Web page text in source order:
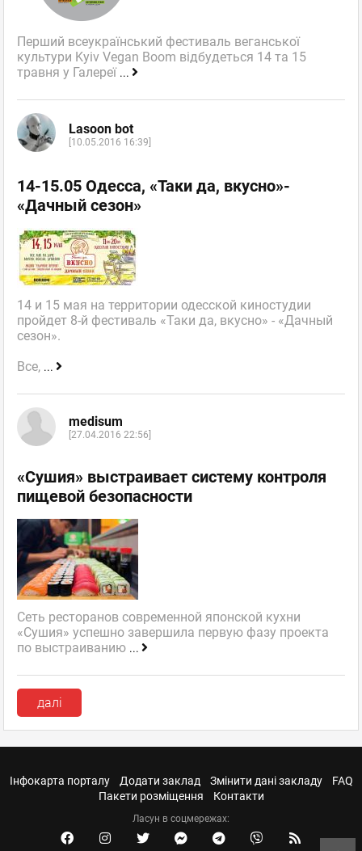
Перший всеукраїнський фестиваль веганської
культури Kyiv Vegan Boom відбудеться 14 та 15
травня у Галереї ...
Lasoon bot
[10.05.2016 16:39]
14-15.05 Одесса, «Таки да, вкусно»-
«Дачный сезон»
14 и 15 мая на территории одесской киностудии
пройдет 8-й фестиваль «Таки да, вкусно» - «Дачный
сезон».
Все, ...
medisum
[27.04.2016 22:56]
«Сушия» выстраивает систему контроля
пищевой безопасности
Сеть ресторанов современной японской кухни
«Сушия» успешно завершила первую фазу проекта
по выстраиванию ...
далі
Інфокарта порталу Додати заклад Змінити дані закладу
FAQ
Пакети розміщення
Контакти
Ласун в соцмережах: